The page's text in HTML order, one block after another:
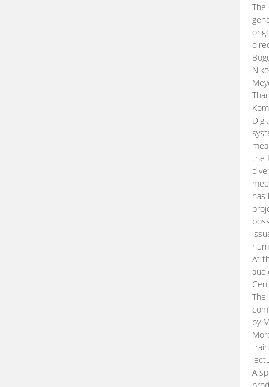
The
the
has
At
The
by
A